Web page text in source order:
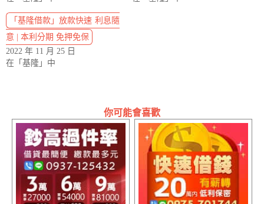
「基隆借款」放款快速 利息隨
意 | 本利分期 免押免保
2022 年 11 月 25 日
在「基隆」中
你可能會喜歡